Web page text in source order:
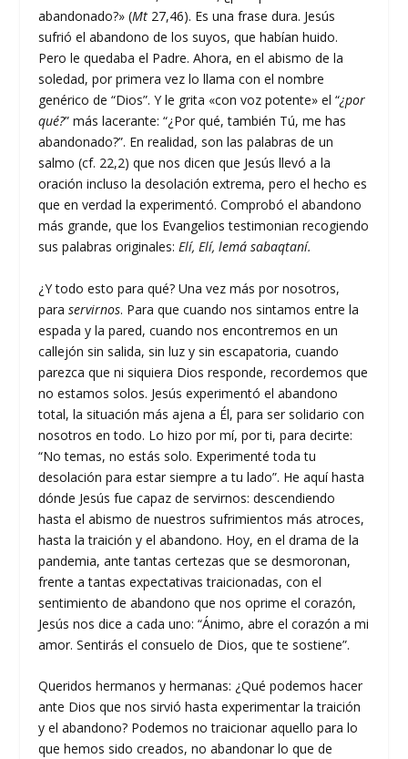
abandonado?» (Mt 27,46). Es una frase dura. Jesús
sufrió el abandono de los suyos, que habían huido.
Pero le quedaba el Padre. Ahora, en el abismo de la
soledad, por primera vez lo llama con el nombre
genérico de “Dios”. Y le grita «con voz potente» el “¿por
qué?” más lacerante: “¿Por qué, también Tú, me has
abandonado?”. En realidad, son las palabras de un
salmo (cf. 22,2) que nos dicen que Jesús llevó a la
oración incluso la desolación extrema, pero el hecho es
que en verdad la experimentó. Comprobó el abandono
más grande, que los Evangelios testimonian recogiendo
sus palabras originales:Elí, Elí, lemá sabaqtaní.
¿Y todo esto para qué? Una vez más por nosotros,
paraservirnos. Para que cuando nos sintamos entre la
espada y la pared, cuando nos encontremos en un
callejón sin salida, sin luz y sin escapatoria, cuando
parezca que ni siquiera Dios responde, recordemos que
no estamos solos. Jesús experimentó el abandono
total, la situación más ajena a Él, para ser solidario con
nosotros en todo. Lo hizo por mí, por ti, para decirte:
“No temas, no estás solo. Experimenté toda tu
desolación para estar siempre a tu lado”. He aquí hasta
dónde Jesús fue capaz de servirnos: descendiendo
hasta el abismo de nuestros sufrimientos más atroces,
hasta la traición y el abandono. Hoy, en el drama de la
pandemia, ante tantas certezas que se desmoronan,
frente a tantas expectativas traicionadas, con el
sentimiento de abandono que nos oprime el corazón,
Jesús nos dice a cada uno: “Ánimo, abre el corazón a mi
amor. Sentirás el consuelo de Dios, que te sostiene”.
Queridos hermanos y hermanas: ¿Qué podemos hacer
ante Dios que nos sirvió hasta experimentar la traición
y el abandono? Podemos no traicionar aquello para lo
que hemos sido creados, no abandonar lo que de